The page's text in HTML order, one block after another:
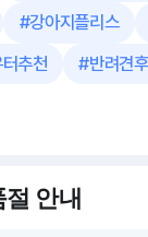
#강아지플리스
추천 #반려견
안내